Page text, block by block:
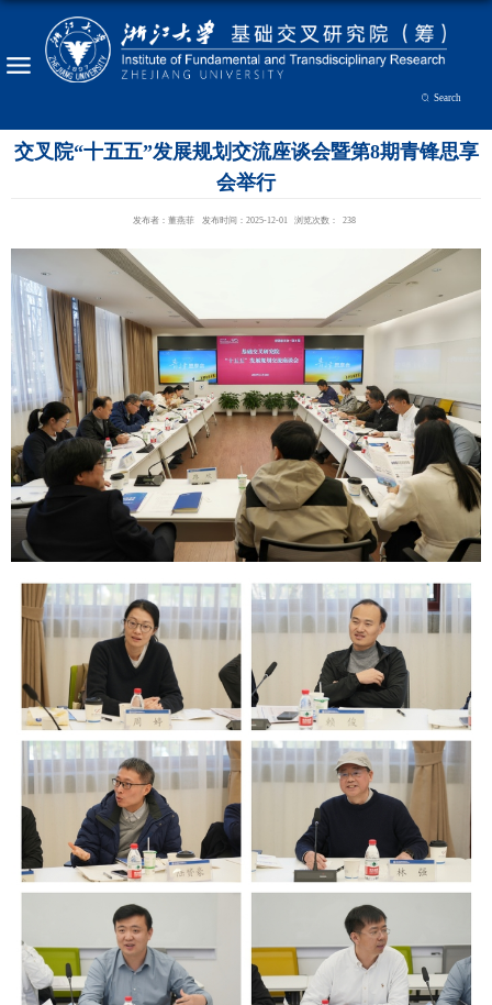
Search
交叉院“十五五”发展规划交流座谈会暨第8期青锋思享
会举行
发布者：董燕菲 发布时间：2025-12-01 浏览次数： 238